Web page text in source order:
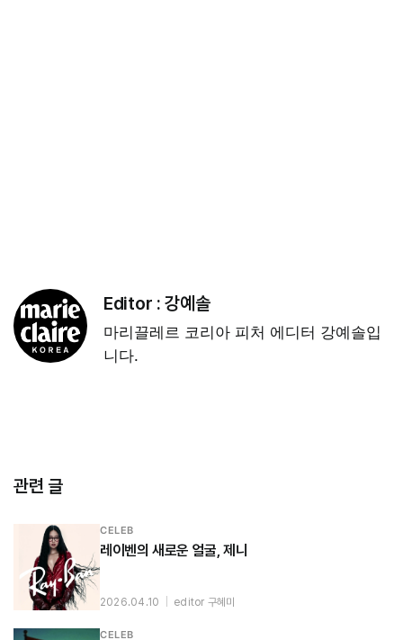
Editor :강예솔
마리끌레르 코리아 피처 에디터 강예솔입
니다.
관련 글
CELEB
레이벤의 새로운 얼굴, 제니
2026.04.10 editor 구혜미
CELEB